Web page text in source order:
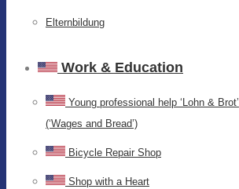
Elternbildung
Work & Education
Young professional help ‘Lohn & Brot’
(‘Wages and Bread’)
Bicycle Repair Shop
Shop with a Heart